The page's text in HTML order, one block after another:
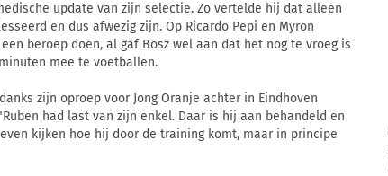
update van zijn selectie. Zo vertelde hij dat alleen
en dus afwezig zijn. Op Ricardo Pepi en Myron
beroep doen, al gaf Bosz wel aan dat het nog te vroeg is
mee te voetballen.
zijn oproep voor Jong Oranje achter in Eindhoven
had last van zijn enkel. Daar is hij aan behandeld en
kijken hoe hij door de training komt, maar in principe